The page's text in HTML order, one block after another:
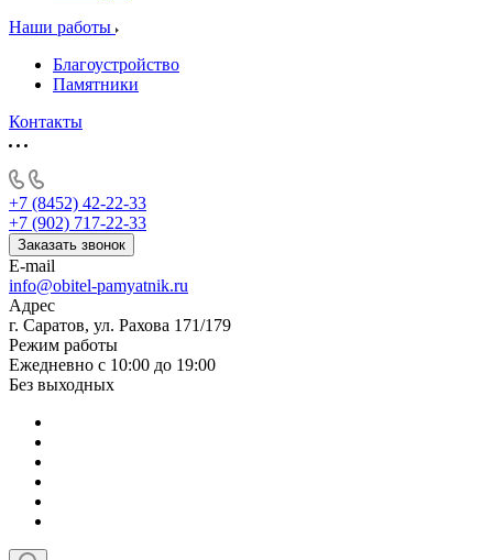
Наши работы
Благоустройство
Памятники
Контакты
+7 (8452) 42-22-33
+7 (902) 717-22-33
Заказать звонок
E-mail
info@obitel-pamyatnik.ru
Адрес
г. Саратов, ул. Рахова 171/179
Режим работы
Ежедневно с 10:00 до 19:00
Без выходных